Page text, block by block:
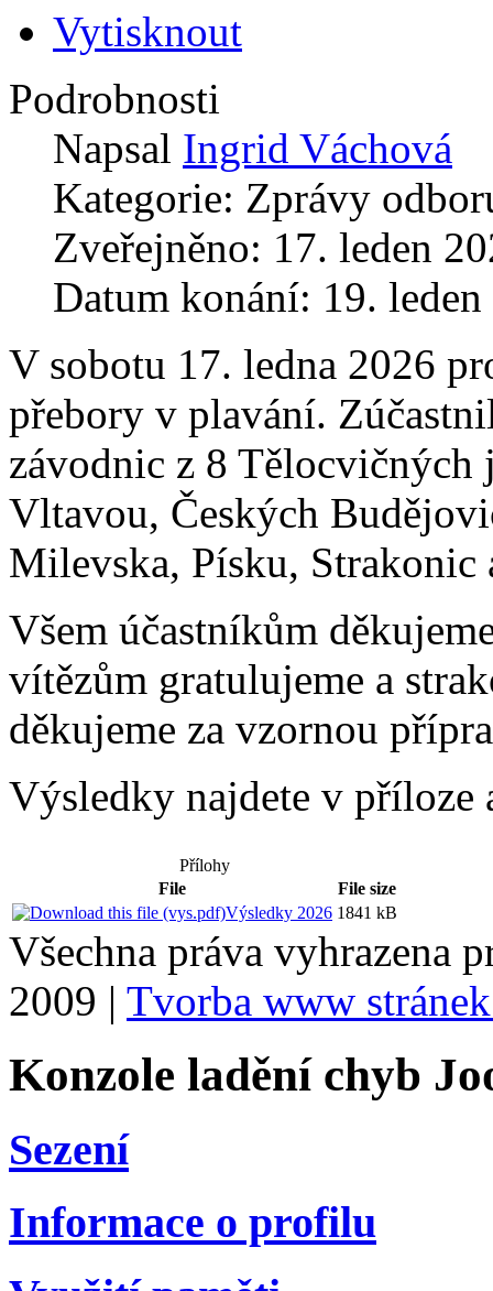
Vytisknout
Podrobnosti
Napsal Ingrid Váchová
Kategorie: Zprávy
Zveřejněno: 17. leden
Datum konání: 19.
V sobotu 17. ledna 2026
přebory v plavání.
závodnic z 8 Tělocvičných
Vltavou, Českých
Milevska, Písku, Strakonic
Všem účastníkům
vítězům gratulujeme a
děkujeme za vzornou
Výsledky najdete v
Přílohy
File
File size
Výsledky 2026 1841 kB
Všechna práva vyhrazena
2009 | Tvorba www
Konzole ladění chyb
Sezení
Informace o profilu